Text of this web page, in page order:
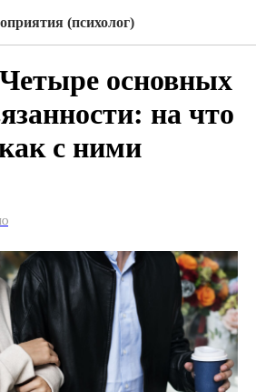
(психолог)
основных
на что
с ними